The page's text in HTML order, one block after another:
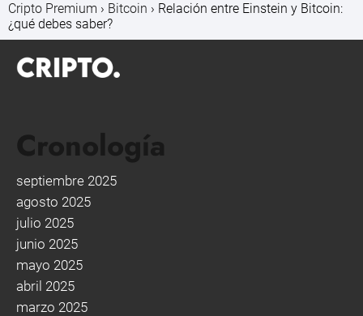
Cripto Premium Bitcoin
Relación entre Einstein y Bitcoin:
¿qué debes saber?
Cronología
septiembre 2025
agosto 2025
julio 2025
junio 2025
mayo 2025
abril 2025
marzo 2025